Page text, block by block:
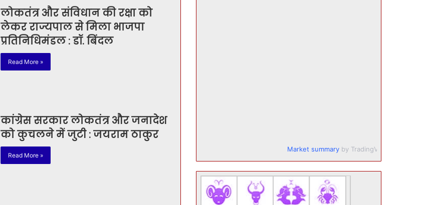
लोकतंत्र और संविधान की रक्षा को
लेकर राज्यपाल से मिला भाजपा
प्रतिनिधिमंडल : डॉ. बिंदल
Read More »
कांग्रेस सरकार लोकतंत्र और जनादेश
को कुचलने में जुटी : जयराम ठाकुर
Read More »
Market summary by TradingView